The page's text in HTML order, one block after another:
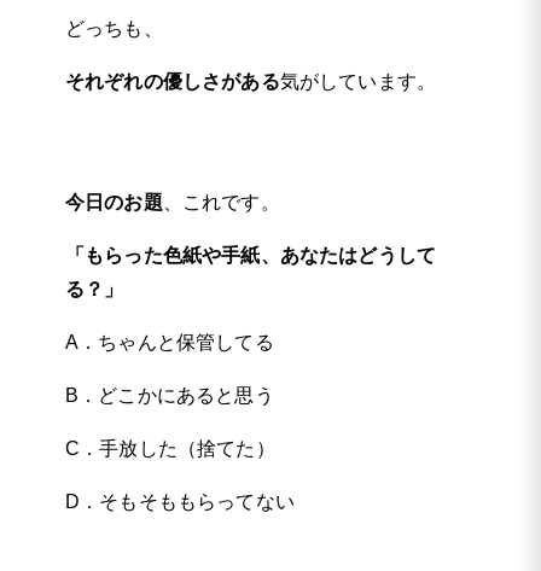
どっちも、
それぞれの優しさがある気がしています。
今日のお題、これです。
「もらった色紙や手紙、あなたはどうして
る？」
A．ちゃんと保管してる
B．どこかにあると思う
C．手放した（捨てた）
D．そもそももらってない